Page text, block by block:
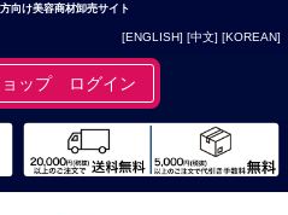
向け美容商材卸売サイト
[ENGLISH] [中文] [KOREAN]
ョップ ログイン